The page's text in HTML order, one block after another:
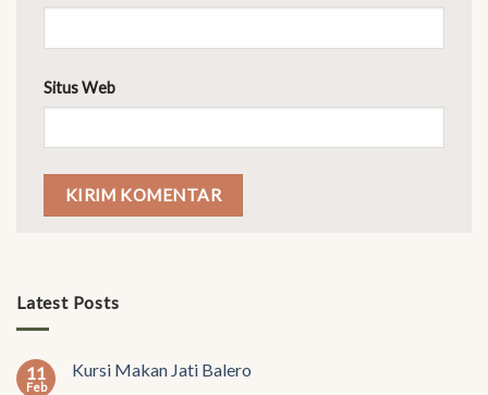
Situs Web
Latest Posts
11
Feb
Kursi Makan Jati Balero